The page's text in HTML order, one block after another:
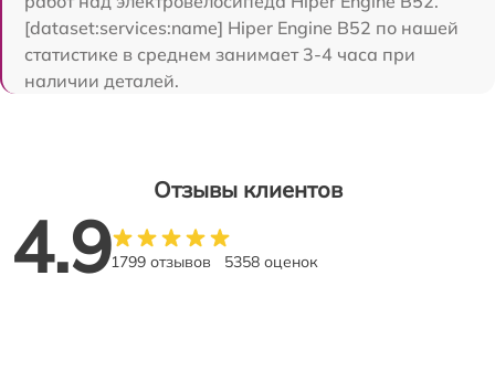
[dataset:services:name] Hiper Engine B52 по нашей
статистике в среднем занимает 3-4 часа при
наличии деталей.
Отзывы клиентов
4.91799 отзывов 5358 оценок